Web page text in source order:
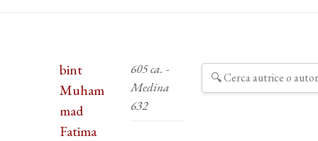
bint
Muham
mad
Fatima
605 ca. -
Medina
632